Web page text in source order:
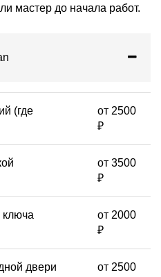
мастер до начала работ.
(где
от 2500
₽
от 3500
₽
ключа
от 2000
₽
двери
от 2500